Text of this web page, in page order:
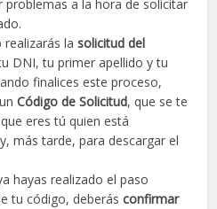
problemas a la hora de solicitar
realizarás lasolicitud del
DNI, tu primer apellido y tu
finalices este proceso,
Código de Solicitud, que se te
eres tú quien está
más tarde, para descargar el
hayas realizado el paso
tu código, deberásconfirmar